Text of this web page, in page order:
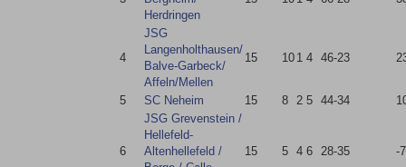
Herdringen
4
JSG
Langenholthausen/​
Balve-Garbeck/​
Affeln/​Mellen
15 10 1 4 46-23
5 SC Neheim 15 8 2 5 44-34
6
JSG Grevenstein /​
Hellefeld-
Altenhellefeld /​
15 5 4 6 28-35 -7